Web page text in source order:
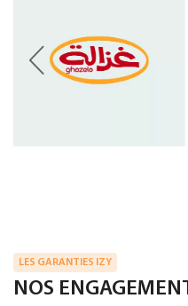
LES GARANTIES IZY
NOS